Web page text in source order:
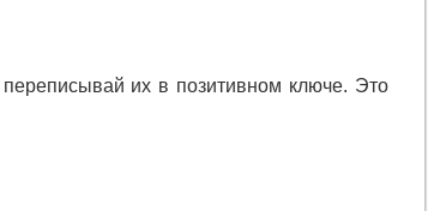
их в позитивном ключе. Это